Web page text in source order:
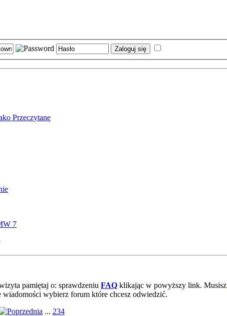
Przeczytane
7
pamiętaj o: sprawdzeniu FAQ klikając w powyższy link. Musisz
wiadomości wybierz forum które chcesz odwiedzić.
... 234